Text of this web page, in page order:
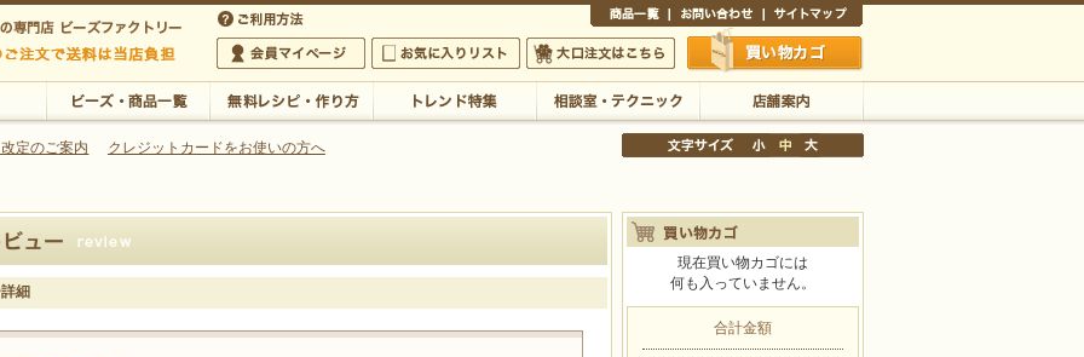
クセサリーの専門店
専門店 ビーズファクトリー 5,000円以上のご注文で送料は当店が負担いたします
5,000円以上のご注文で送料は当店が負担いたします
会員マイページ
お気に入りリスト 大口注文はこちら 買い物かご
店舗案内
定のご案内 クレジットカードをお使いの方へ
細
現在買い物カゴには
何も入っていません。
合計金額